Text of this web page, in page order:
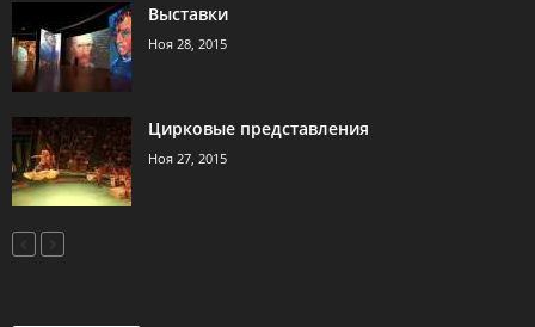
Выставки
Ноя 28, 2015
Цирковые представления
Ноя 27, 2015